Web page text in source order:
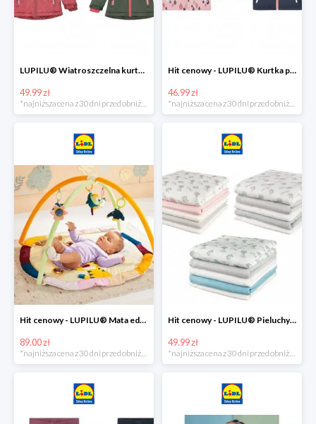
LUPILU® Wiatroszczelna kurtka dziecięca softshell, 1 sztuka
49.99 zł
Hit cenowy - LUPILU® Kurtka przeciwdeszczowa dziewczęca, 1 sztuka
46.99 zł
Hit cenowy - LUPILU® Mata edukacyjna dla niemowląt, 1 sztuka
89.00 zł
*najniższa cena z 30 dni przed obniżką
Hit cenowy - LUPILU® Pieluchy tetrowe 80x80 cm, z biobawełny, 5 sztuk
49.99 zł
*najniższa cena z 30 dni przed obniżką